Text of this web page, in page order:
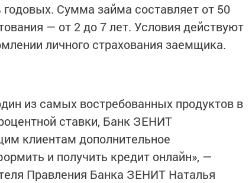
годовых. Сумма займа составляет от 50
— от 2 до 7 лет. Условия действуют
личного страхования заемщика.
из самых востребованных продуктов в
ставки, Банк ЗЕНИТ
клиентам дополнительное
и получить кредит онлайн», —
Правления Банка ЗЕНИТ Наталья